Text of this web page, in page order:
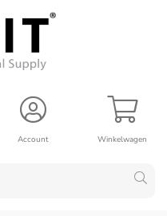
Winkelwagen
Account